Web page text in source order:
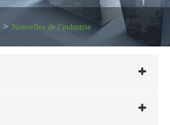
Nouvelles de l'industrie